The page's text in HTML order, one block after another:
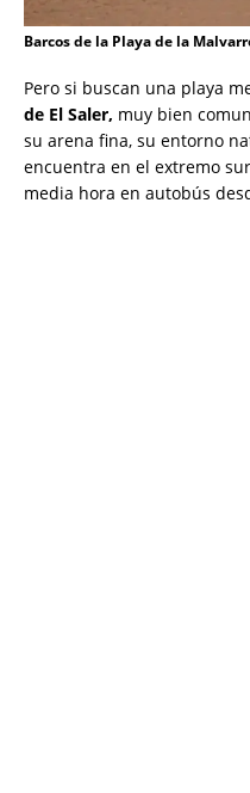
Barcos de la Playa de la
Pero si buscan una playa
de El Saler, muy bien
su arena fina, su entorno
encuentra en el extremo
media hora en autobús